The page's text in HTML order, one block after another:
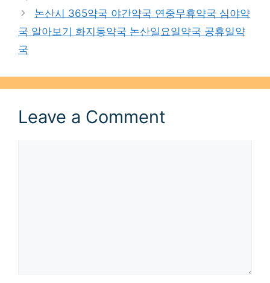
논산시 365약국 야간약국 연중무휴약국 심야약
국 알아보기 화지동약국 논산일요일약국 공휴일약
국
Leave a Comment